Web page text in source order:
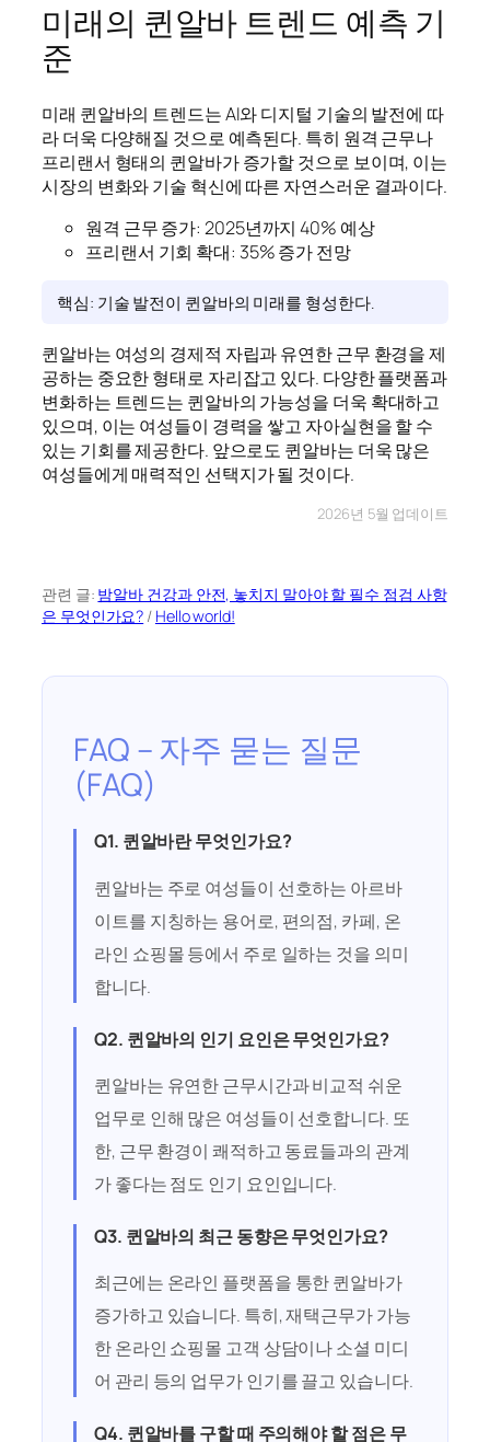
미래의 퀸알바 트렌드 예측 기
준
미래 퀸알바의 트렌드는 AI와 디지털 기술의 발전에 따
라 더욱 다양해질 것으로 예측된다. 특히 원격 근무나
프리랜서 형태의 퀸알바가 증가할 것으로 보이며, 이는
시장의 변화와 기술 혁신에 따른 자연스러운 결과이다.
원격 근무 증가: 2025년까지 40% 예상
프리랜서 기회 확대: 35% 증가 전망
핵심: 기술 발전이 퀸알바의 미래를 형성한다.
퀸알바는 여성의 경제적 자립과 유연한 근무 환경을 제
공하는 중요한 형태로 자리잡고 있다. 다양한 플랫폼과
변화하는 트렌드는 퀸알바의 가능성을 더욱 확대하고
있으며, 이는 여성들이 경력을 쌓고 자아실현을 할 수
있는 기회를 제공한다. 앞으로도 퀸알바는 더욱 많은
여성들에게 매력적인 선택지가 될 것이다.
2026년 5월 업데이트
관련 글: 밤알바 건강과 안전, 놓치지 말아야 할 필수 점검 사항
은 무엇인가요? / Hello world!
FAQ – 자주 묻는 질문
(FAQ)
Q1. 퀸알바란 무엇인가요?
퀸알바는 주로 여성들이 선호하는 아르바
이트를 지칭하는 용어로, 편의점, 카페, 온
라인 쇼핑몰 등에서 주로 일하는 것을 의미
합니다.
Q2. 퀸알바의 인기 요인은 무엇인가요?
퀸알바는 유연한 근무시간과 비교적 쉬운
업무로 인해 많은 여성들이 선호합니다. 또
한, 근무 환경이 쾌적하고 동료들과의 관계
가 좋다는 점도 인기 요인입니다.
Q3. 퀸알바의 최근 동향은 무엇인가요?
최근에는 온라인 플랫폼을 통한 퀸알바가
증가하고 있습니다. 특히, 재택근무가 가능
한 온라인 쇼핑몰 고객 상담이나 소셜 미디
어 관리 등의 업무가 인기를 끌고 있습니다.
Q4. 퀸알바를 구할 때 주의해야 할 점은 무